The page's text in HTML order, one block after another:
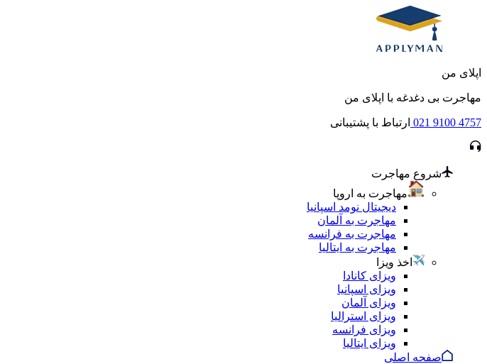
اپلای من
مهاجرت بی دغدغه با اپلای من
021 9100 4757 ارتباط با پشتیبانی
شروع مهاجرت
مهاجرت به اروپا
دیجیتال نومد اسپانیا
مهاجرت به آلمان
مهاجرت به فرانسه
مهاجرت به ایتالیا
اخذ ویزا
ویزای کانادا
ویزای اسپانیا
ویزای آلمان
ویزای استرالیا
ویزای فرانسه
ویزای ایتالیا
صفحه اصلی